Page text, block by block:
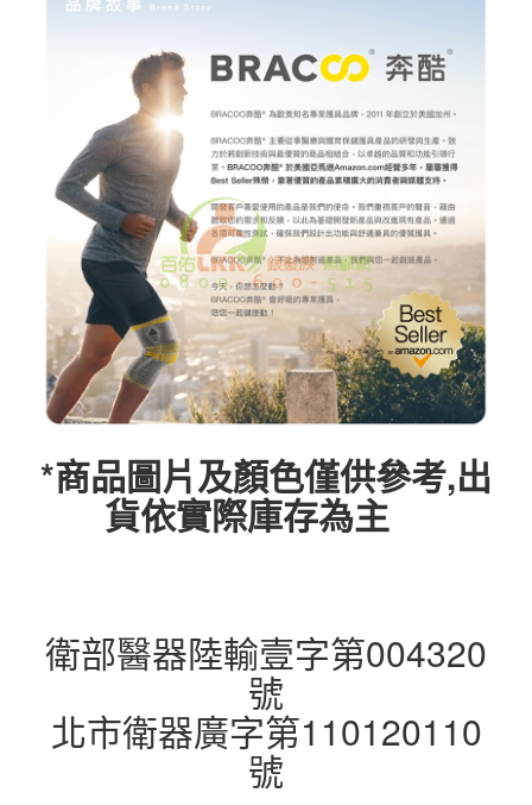
*商品圖片及顏色僅供參考,出
貨依實際庫存為主
衛部醫器陸輸壹字第004320
號
北市衛器廣字第110120110
號